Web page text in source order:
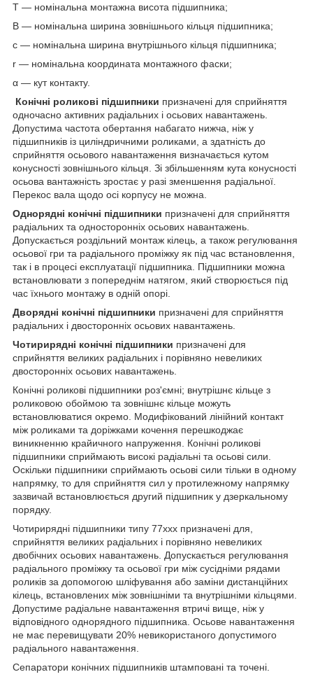
T — номінальна монтажна висота підшипника;
B — номінальна ширина зовнішнього кільця підшипника;
c — номінальна ширина внутрішнього кільця підшипника;
r — номінальна координата монтажного фаски;
α — кут контакту.
Конічні роликові підшипники призначені для сприйняття
одночасно активних радіальних і осьових навантажень.
Допустима частота обертання набагато нижча, ніж у
підшипників із циліндричними роликами, а здатність до
сприйняття осьового навантаження визначається кутом
конусності зовнішнього кільця. Зі збільшенням кута конусності
осьова вантажність зростає у разі зменшення радіальної.
Перекос вала щодо осі корпусу не можна.
Однорядні конічні підшипники призначені для сприйняття
радіальних та односторонніх осьових навантажень.
Допускається роздільний монтаж кілець, а також регулювання
осьової гри та радіального проміжку як під час встановлення,
так і в процесі експлуатації підшипника. Підшипники можна
встановлювати з попереднім натягом, який створюється під
час їхнього монтажу в одній опорі.
Дворядні конічні підшипники призначені для сприйняття
радіальних і двосторонніх осьових навантажень.
Чотирирядні конічні підшипники призначені для
сприйняття великих радіальних і порівняно невеликих
двосторонніх осьових навантажень.
Конічні роликові підшипники роз'ємні; внутрішнє кільце з
роликовою обоймою та зовнішнє кільце можуть
встановлюватися окремо. Модифікований лінійний контакт
між роликами та доріжками кочення перешкоджає
виникненню крайичного напруження. Конічні роликові
підшипники сприймають високі радіальні та осьові сили.
Оскільки підшипники сприймають осьові сили тільки в одному
напрямку, то для сприйняття сил у протилежному напрямку
зазвичай встановлюється другий підшипник у дзеркальному
порядку.
Чотирирядні підшипники типу 77ххх призначені для,
сприйняття великих радіальних і порівняно невеликих
двобічних осьових навантажень. Допускається регулювання
радіального проміжку та осьової гри між сусідніми рядами
роликів за допомогою шліфування або заміни дистанційних
кілець, встановлених між зовнішніми та внутрішніми кільцями.
Допустиме радіальне навантаження втричі вище, ніж у
відповідного однорядного підшипника. Осьове навантаження
не має перевищувати 20% невикористаного допустимого
радіального навантаження.
Сепаратори конічних підшипників штамповані та точені.